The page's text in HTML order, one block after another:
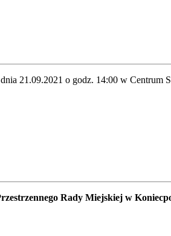
21.09.2021 o godz. 14:00 w Centrum
Rady Miejskiej w